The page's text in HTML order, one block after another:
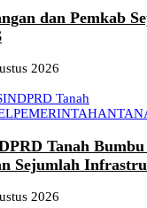
dan Pemkab
2026
DPRD Tanah
PEMERINTAHAN
Tanah Bumbu
Sejumlah
2026